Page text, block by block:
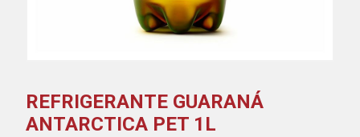
REFRIGERANTE GUARANÁ
ANTARCTICA PET 1L